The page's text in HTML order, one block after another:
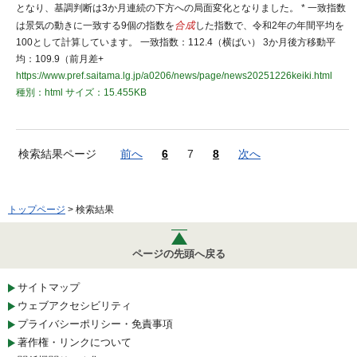
となり、基調判断は3か月連続の下方への局面変化となりました。 * 一致指数
は景気の動きに一致する9個の指数を合成した指数で、令和2年の年間平均を
100として計算しています。 一致指数：112.4（横ばい） 3か月後方移動平
均：109.9（前月差+
https://www.pref.saitama.lg.jp/a0206/news/page/news20251226keiki.html
種別：html サイズ：15.455KB
検索結果ページ 前へ 6 7 8 次へ
トップページ > 検索結果
ページの先頭へ戻る
サイトマップ
ウェブアクセシビリティ
プライバシーポリシー・免責事項
著作権・リンクについて